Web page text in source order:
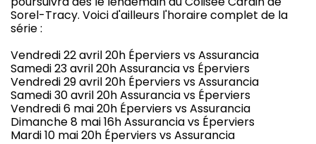
Sorel-Tracy. Voici d'ailleurs l'horaire complet de la
série :
Vendredi 22 avril 20h Éperviers vs Assurancia
Samedi 23 avril 20h Assurancia vs Éperviers
Vendredi 29 avril 20h Éperviers vs Assurancia
Samedi 30 avril 20h Assurancia vs Éperviers
Vendredi 6 mai 20h Éperviers vs Assurancia
Dimanche 8 mai 16h Assurancia vs Éperviers
Mardi 10 mai 20h Éperviers vs Assurancia